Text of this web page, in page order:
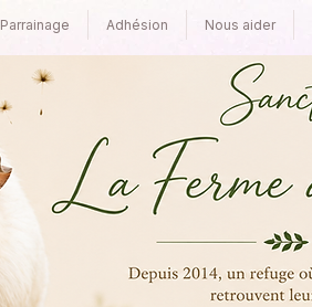
Parrainage Adhésion Nous aider